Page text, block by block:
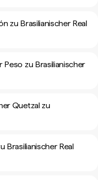
zu Brasilianischer Real
zu Brasilianischer
Quetzal zu
Brasilianischer Real